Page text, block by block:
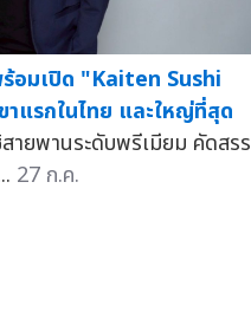
อมเปิด "Kaiten Sushi
แรกในไทย และใหญ่ที่สุด
ายพานระดับพรีเมียม คัดสรร
27 ก.ค.